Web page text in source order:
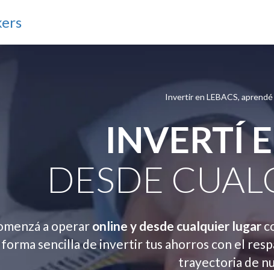
Invertir en LEBACS,
INVERTÍ
DESDE
a operaronline y desde cualquier lugar
forma sencilla de invertir tus ahorros con el
trayectoria de